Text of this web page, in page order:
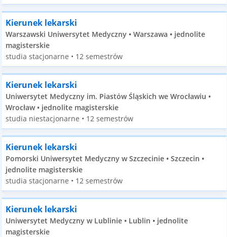
Kierunek lekarski
Warszawski Uniwersytet Medyczny • Warszawa • jednolite
magisterskie
studia stacjonarne • 12 semestrów
Kierunek lekarski
Uniwersytet Medyczny im. Piastów Śląskich we Wrocławiu •
Wrocław • jednolite magisterskie
studia niestacjonarne • 12 semestrów
Kierunek lekarski
Pomorski Uniwersytet Medyczny w Szczecinie • Szczecin •
jednolite magisterskie
studia stacjonarne • 12 semestrów
Kierunek lekarski
Uniwersytet Medyczny w Lublinie • Lublin • jednolite
magisterskie